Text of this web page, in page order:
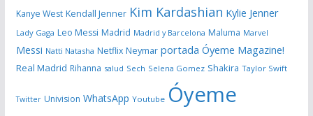
Kanye West Kendall Jenner Kim Kardashian Kylie Jenner
Lady Gaga Leo Messi Madrid Madrid y Barcelona Maluma Marvel
Messi Natti Natasha Netflix Neymar portada Óyeme Magazine!
Real Madrid Rihanna salud Sech Selena Gomez Shakira Taylor Swift
Twitter Univision WhatsApp Youtube Óyeme